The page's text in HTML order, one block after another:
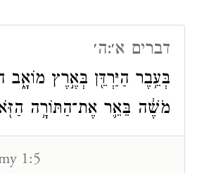
דברים א׳:ה׳
בְּעֵ֥בֶר הַיַּרְדֵּ֖ן בְּאֶ֣רֶץ מוֹאָ֑ב
מֹשֶׁ֔ה בֵּאֵ֛ר אֶת־הַתּוֹרָ֥ה
1:5